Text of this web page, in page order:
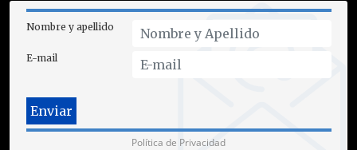
Nombre y apellido
E-mail
Política de Privacidad